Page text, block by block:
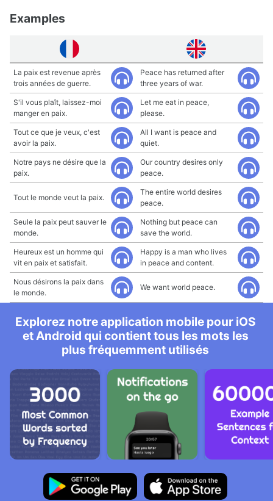
Examples
La paix est revenue après
trois années de guerre.
Peace has returned after
three years of war.
S'il vous plaît, laissez-moi
manger en paix.
Let me eat in peace,
please.
Tout ce que je veux, c'est
avoir la paix.
All I want is peace and
quiet.
Notre pays ne désire que la
paix.
Our country desires only
peace.
Tout le monde veut la paix.
The entire world desires
peace.
Seule la paix peut sauver le
monde.
Nothing but peace can
save the world.
Heureux est un homme qui
vit en paix et satisfait.
Happy is a man who lives
in peace and content.
Nous désirons la paix dans
le monde.
We want world peace.
Explorez notre application mobile pour iOS
et Android qui contient tous les mots les
plus fréquemment utilisés